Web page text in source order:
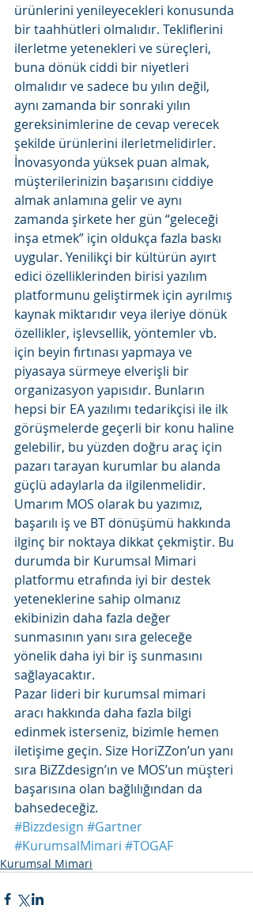
ürünlerini yenileyecekleri konusunda
bir taahhütleri olmalıdır. Tekliflerini
ilerletme yetenekleri ve süreçleri,
buna dönük ciddi bir niyetleri
olmalıdır ve sadece bu yılın değil,
aynı zamanda bir sonraki yılın
gereksinimlerine de cevap verecek
şekilde ürünlerini ilerletmelidirler.
İnovasyonda yüksek puan almak,
müşterilerinizin başarısını ciddiye
almak anlamına gelir ve aynı
zamanda şirkete her gün “geleceği
inşa etmek” için oldukça fazla baskı
uygular. Yenilikçi bir kültürün ayırt
edici özelliklerinden birisi yazılım
platformunu geliştirmek için ayrılmış
kaynak miktarıdır veya ileriye dönük
özellikler, işlevsellik, yöntemler vb.
için beyin fırtınası yapmaya ve
piyasaya sürmeye elverişli bir
organizasyon yapısıdır. Bunların
hepsi bir EA yazılımı tedarikçisi ile ilk
görüşmelerde geçerli bir konu haline
gelebilir, bu yüzden doğru araç için
pazarı tarayan kurumlar bu alanda
güçlü adaylarla da ilgilenmelidir.
Umarım MOS olarak bu yazımız,
başarılı iş ve BT dönüşümü hakkında
ilginç bir noktaya dikkat çekmiştir. Bu
durumda bir Kurumsal Mimari
platformu etrafında iyi bir destek
yeteneklerine sahip olmanız
ekibinizin daha fazla değer
sunmasının yanı sıra geleceğe
yönelik daha iyi bir iş sunmasını
sağlayacaktır.
Pazar lideri bir kurumsal mimari
aracı hakkında daha fazla bilgi
edinmek isterseniz, bizimle hemen
iletişime geçin. Size HoriZZon’un yanı
sıra BiZZdesign’ın ve MOS’un müşteri
başarısına olan bağlılığından da
bahsedeceğiz.
#Bizzdesign #Gartner
#KurumsalMimari #TOGAF
Kurumsal Mimari